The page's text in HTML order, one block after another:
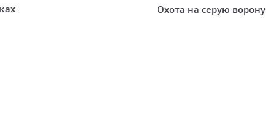
Охота на серую ворону